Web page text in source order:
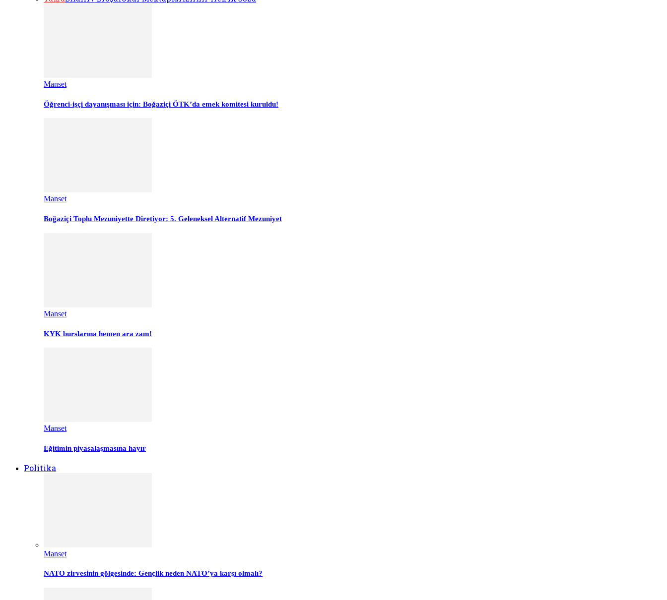
Manset
Öğrenci-işçi dayanışması için: Boğaziçi ÖTK’da emek komitesi kuruldu!
Manset
Boğaziçi Toplu Mezuniyette Diretiyor: 5. Geleneksel Alternatif Mezuniyet
Manset
KYK burslarına hemen ara zam!
Manset
Eğitimin piyasalaşmasına hayır
Politika
Manset
NATO zirvesinin gölgesinde: Gençlik neden NATO’ya karşı olmalı?